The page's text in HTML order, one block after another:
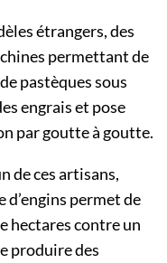
étrangers, des
permettant de
pastèques sous
engrais et pose
par goutte à goutte.
de ces artisans,
d’engins permet de
hectares contre un
produire des